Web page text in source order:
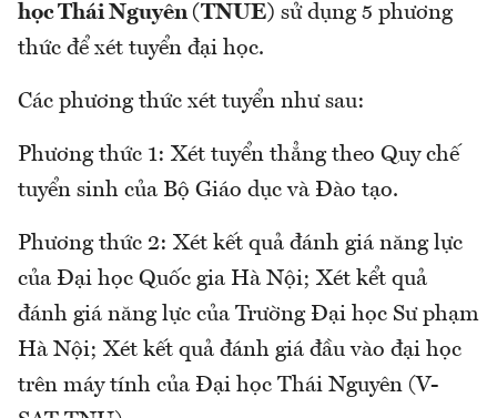
học Thái Nguyên (TNUE) sử dụng 5 phương
thức để xét tuyển đại học.
Các phương thức xét tuyển như sau:
Phương thức 1: Xét tuyển thẳng theo Quy chế
tuyển sinh của Bộ Giáo dục và Đào tạo.
Phương thức 2: Xét kết quả đánh giá năng lực
của Đại học Quốc gia Hà Nội; Xét kểt quả
đánh giá năng lực của Trường Đại học Sư phạm
Hà Nội; Xét kết quả đánh giá đầu vào đại học
trên máy tính của Đại học Thái Nguyên (V-